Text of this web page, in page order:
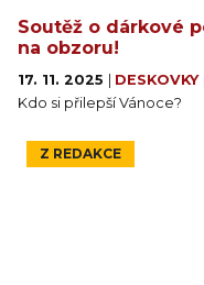
Soutěž o dárkové
na obzoru!
17. 11. 2025 DESKOVKY
Kdo si přilepší Vánoce?
Z REDAKCE